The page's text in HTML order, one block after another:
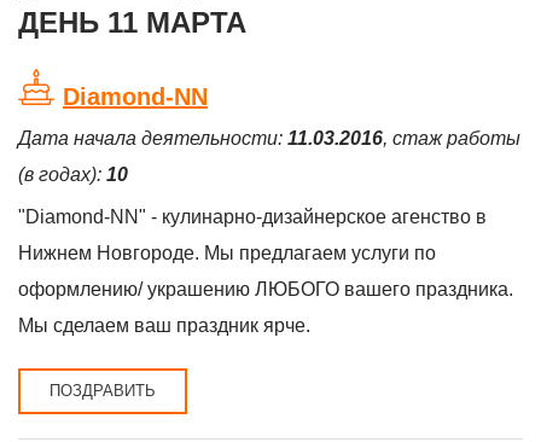
ДЕНЬ 11 МАРТА
Diamond-NN
Дата начала деятельности: 11.03.2016, стаж работы
(в годах): 10
"Diamond-NN" - кулинарно-дизайнерское агенство в
Нижнем Новгороде. Мы предлагаем услуги по
оформлению/ украшению ЛЮБОГО вашего праздника.
Мы сделаем ваш праздник ярче.
ПОЗДРАВИТЬ